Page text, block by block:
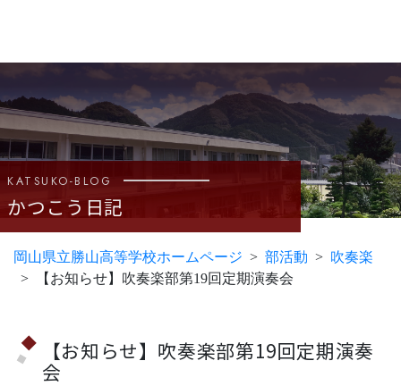
岡山県立勝山高等学校ホームページ 部活動
吹奏楽
【お知らせ】吹奏楽部第19回定期演奏会
KATSUKO-BLOG
かつこう日記
【お知らせ】吹奏楽部第19回定期演奏
会